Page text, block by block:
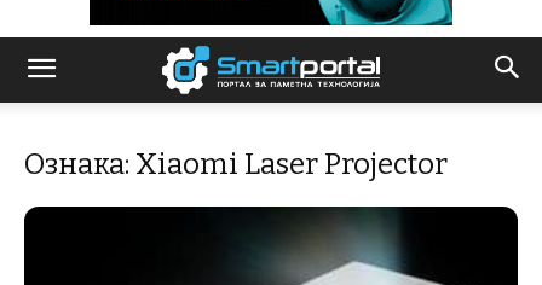
Ознака: Xiaomi Laser Projector